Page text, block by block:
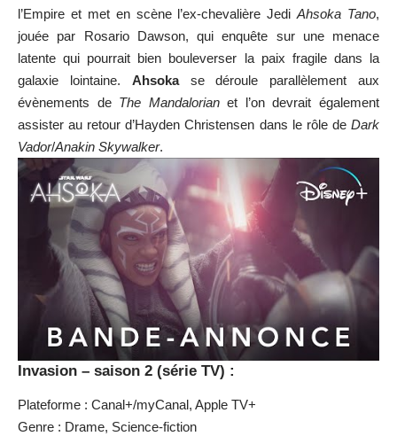
l’Empire et met en scène l’ex-chevalière JediAhsoka Tano,
jouée par Rosario Dawson, qui enquête sur une menace
latente qui pourrait bien bouleverser la paix fragile dans la
galaxie lointaine. Ahsoka se déroule parallèlement aux
évènements de The Mandalorianet l’on devrait également
assister au retour d’Hayden Christensen dans le rôle de Dark
Vador/Anakin Skywalker.
Invasion – saison 2 (série TV) :
Plateforme : Canal+/myCanal, Apple TV+
Genre : Drame, Science-fiction